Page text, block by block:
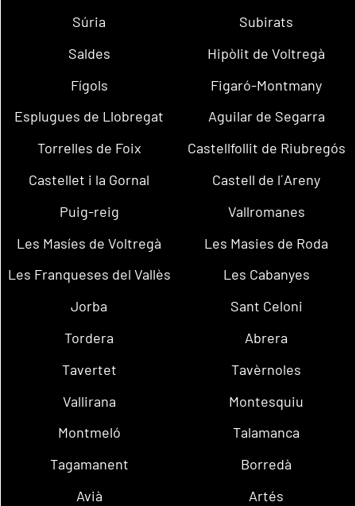
Súria
Subirats
Saldes
Hipòlit de Voltregà
Fígols
Figaró-Montmany
Esplugues de Llobregat
Aguilar de Segarra
Torrelles de Foix
Castellfollit de Riubregós
Castellet i la Gornal
Castell de l´Areny
Puig-reig
Vallromanes
Les Masíes de Voltregà
Les Masies de Roda
Les Franqueses del Vallès
Les Cabanyes
Jorba
Sant Celoni
Tordera
Abrera
Tavertet
Tavèrnoles
Vallirana
Montesquiu
Montmeló
Talamanca
Tagamanent
Borredà
Avià
Artés